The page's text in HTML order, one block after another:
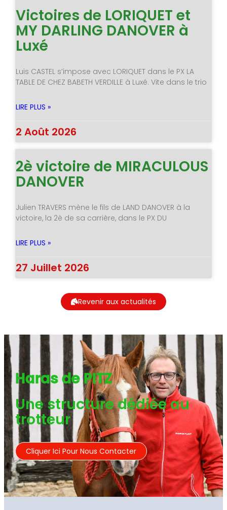
Victoires de LORIQUET et
MY DARLING DANOVER à
Luxé
Luis CASTEL s’impose avec LORIQUET dans le PX LA
TABLE DE CHEZ BABETH VERDILLE à Luxé. Vite dans le trio
LIRE PLUS »
2 Août 2026
2è victoire de MIRACULOUS
DANOVER
Julien TRAVERS mène le fils de LAND DANOVER à la
victoire, la 2è de sa carrière, dans le PX DU
LIRE PLUS »
27 Juillet 2026
Revenir aux actualités
Haras de PITZ
Une structure dédiée au
trotteur
Cliquer Ici Pour Nous Contacter